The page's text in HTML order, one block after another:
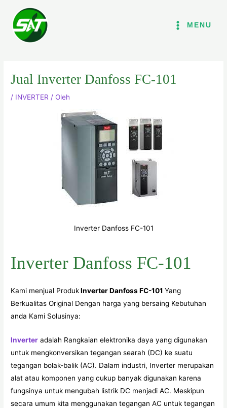
konten
MENU
Jual Inverter Danfoss FC-101
/ INVERTER / Oleh
Inverter Danfoss FC-101
Inverter Danfoss FC-101
Kami menjual ProdukInverter Danfoss FC-101Yang
Berkualitas Original Dengan harga yang bersaing Kebutuhan
anda Kami Solusinya:
Inverter adalah Rangkaian elektronika daya yang digunakan
untuk mengkonversikan tegangan searah (DC) ke suatu
tegangan bolak-balik (AC). Dalam industri, Inverter merupakan
alat atau komponen yang cukup banyak digunakan karena
fungsinya untuk mengubah listrik DC menjadi AC. Meskipun
secara umum kita menggunakan tegangan AC untuk tegangan